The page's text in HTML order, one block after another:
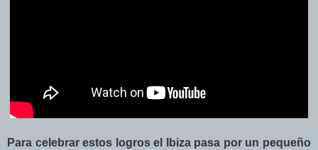
Para celebrar estos logros el Ibiza pasa por un pequeño